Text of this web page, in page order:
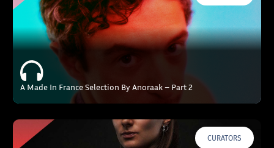
A Made In France Selection By Anoraak – Part 2
CURATORS